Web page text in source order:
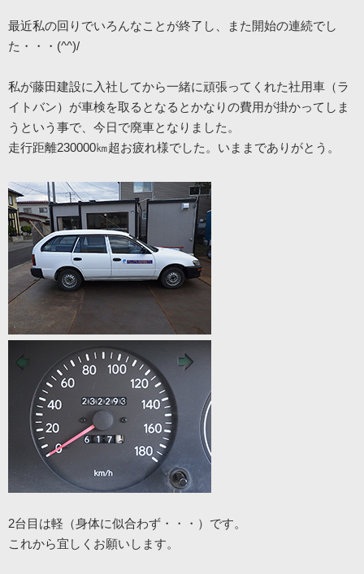
最近私の回りでいろんなことが終了し、また開始の連続でし
た・・・(^^)/
私が藤田建設に入社してから一緒に頑張ってくれた社用車（ラ
イトバン）が車検を取るとなるとかなりの費用が掛かってしま
うという事で、今日で廃車となりました。
走行距離230000㎞超お疲れ様でした。いままでありがとう。
2台目は軽（身体に似合わず・・・）です。
これから宜しくお願いします。